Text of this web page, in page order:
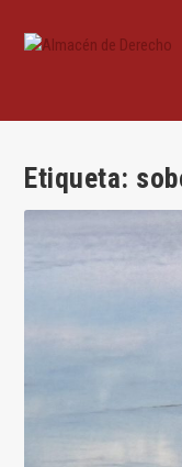
Etiqueta: